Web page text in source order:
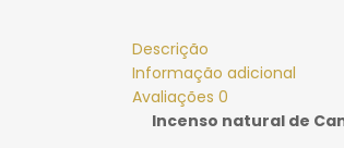
Descrição
Informação adicional
Avaliações 0
Incenso natural de